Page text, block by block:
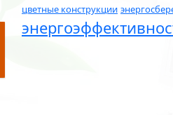
цветные конструкции